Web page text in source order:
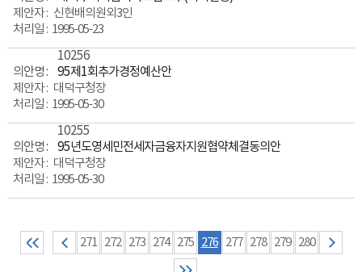
신현배의원외3인
1995-05-23
10256
95제1회추가경정예산안
대덕구청장
1995-05-30
10255
95년도영세민전세자금융자지원협약체결동의안
대덕구청장
1995-05-30
271 272 273 274 275 276 277 278 279 280